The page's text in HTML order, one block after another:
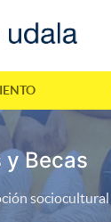
y Becas
sociocultural